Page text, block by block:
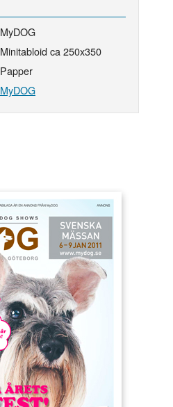
MyDOG
Minitabloid ca 250x350
Papper
MyDOG